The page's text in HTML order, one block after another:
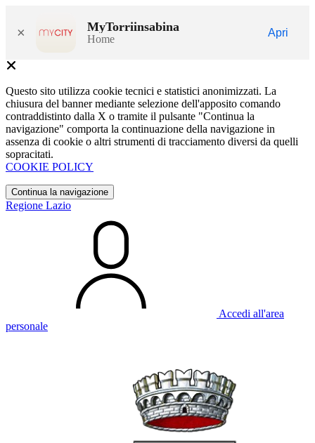
× MyTorriinsabina
Home
Apri
Questo sito utilizza cookie tecnici e statistici anonimizzati. La
chiusura del banner mediante selezione dell'apposito comando
contraddistinto dalla X o tramite il pulsante "Continua la
navigazione" comporta la continuazione della navigazione in
assenza di cookie o altri strumenti di tracciamento diversi da quelli
sopracitati.
COOKIE POLICY
Continua la navigazione
Regione Lazio
Accedi all'area
personale